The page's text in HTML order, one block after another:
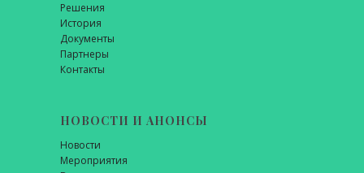
Решения
История
Документы
Партнеры
Контакты
НОВОСТИ И АНОНСЫ
Новости
Мероприятия